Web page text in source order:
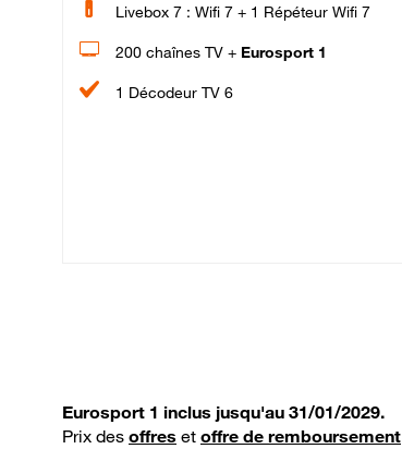
Livebox 7 : Wifi 7 + 1 Répéteur Wifi 7
200 chaînes TV + Eurosport 1
1 Décodeur TV 6
Eurosport 1 inclus jusqu'au 31/01/2029.
Prix des offres et offre de remboursement